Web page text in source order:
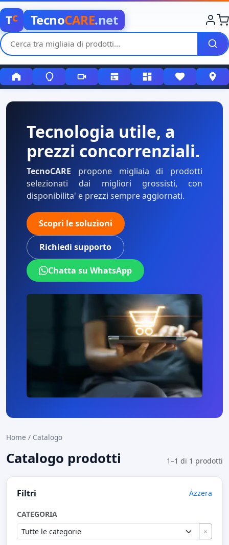
Tc TecnoCARE.net
Tecnologia utile, a
prezzi concorrenziali.
TecnoCARE propone migliaia di prodotti
selezionati dai migliori grossisti, con
disponibilita' e prezzi sempre aggiornati.
Scopri le soluzioni
Richiedi supporto
Chatta su WhatsApp
Home / Catalogo
Catalogo prodotti 1–1 di 1 prodotti
Filtri Azzera
CATEGORIA
×